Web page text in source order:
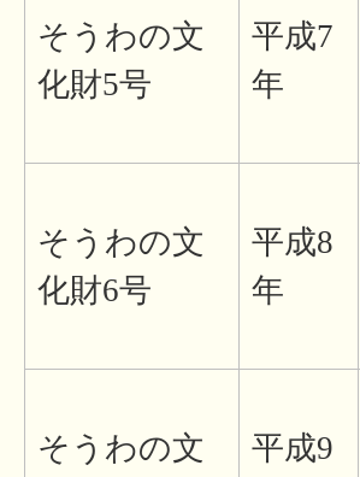
そうわの文
化財5号
平成7
年
そうわの文
化財6号
平成8
年
そうわの文
平成9